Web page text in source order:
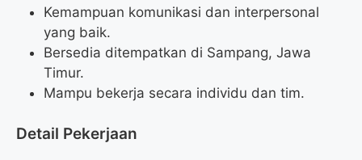
Kemampuan komunikasi dan interpersonal
yang baik.
Bersedia ditempatkan di Sampang, Jawa
Timur.
Mampu bekerja secara individu dan tim.
Detail Pekerjaan